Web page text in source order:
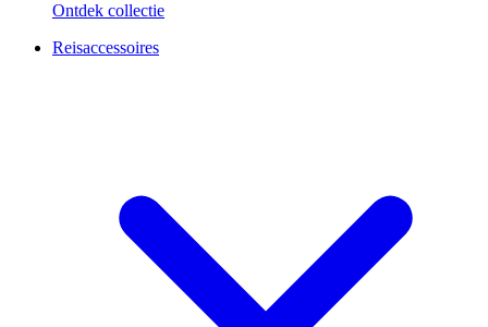
Ontdek collectie
Reisaccessoires